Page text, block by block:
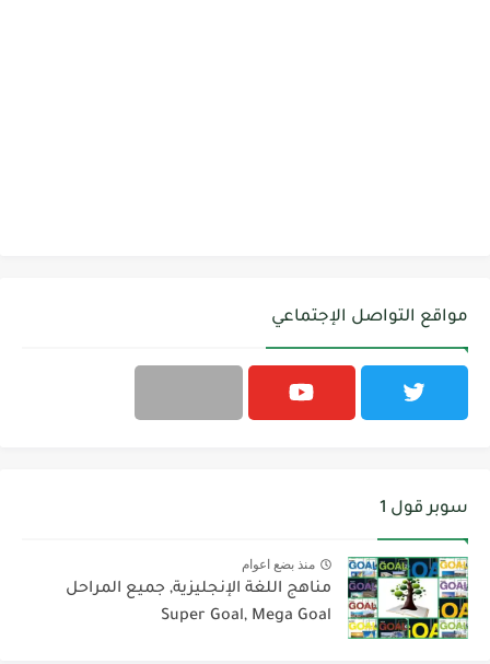
مواقع التواصل الإجتماعي
سوبر قول 1
منذ بضع اعوام
مناهج اللغة الإنجليزية, جميع المراحل
Super Goal, Mega Goal